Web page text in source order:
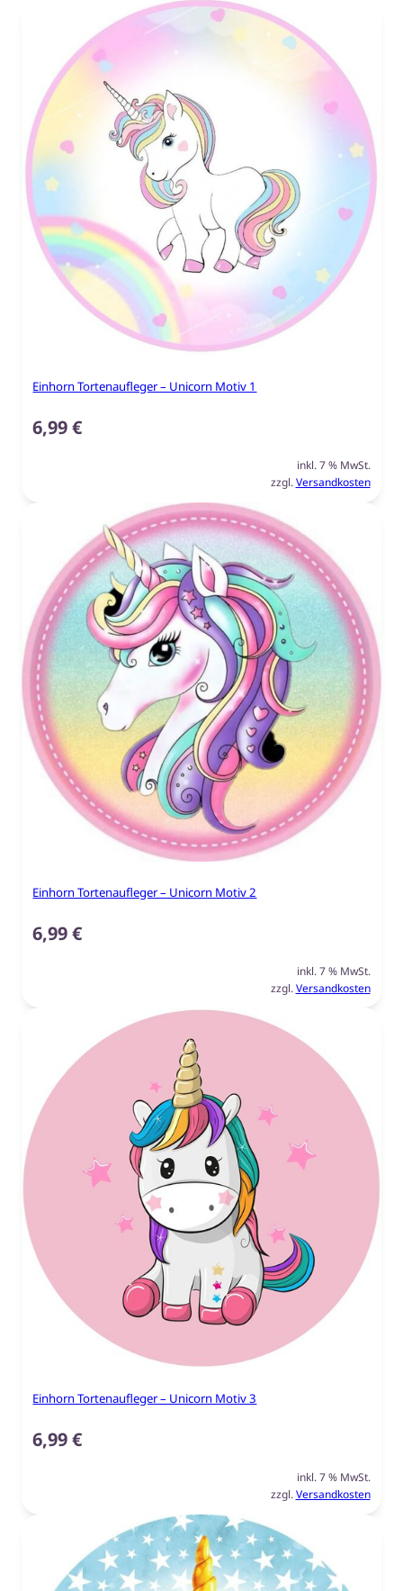
Einhorn Tortenaufleger – Unicorn Motiv 1
6,99€
inkl. 7 % MwSt.
zzgl.Versandkosten
Einhorn Tortenaufleger – Unicorn Motiv 2
6,99€
inkl. 7 % MwSt.
zzgl.Versandkosten
Einhorn Tortenaufleger – Unicorn Motiv 3
6,99€
inkl. 7 % MwSt.
zzgl.Versandkosten